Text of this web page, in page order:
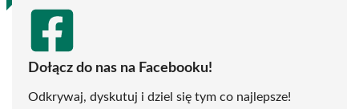
Dołącz do nas na Facebooku!
Odkrywaj, dyskutuj i dziel się tym co najlepsze!